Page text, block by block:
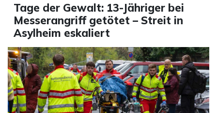
Tage der Gewalt: 13-Jähriger bei
Messerangriff getötet – Streit in
Asylheim eskaliert